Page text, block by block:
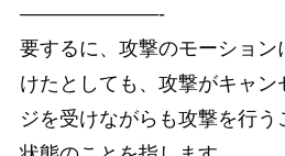
———————-
要するに、攻撃のモーション
けたとしても、攻撃がキャン
ジを受けながらも攻撃を行う